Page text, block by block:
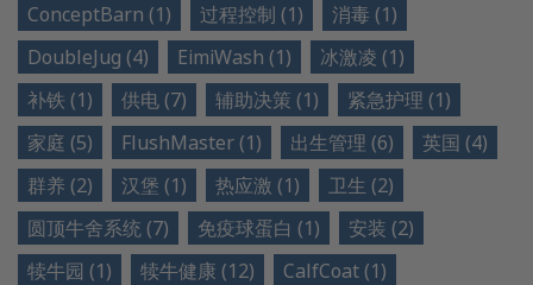
ConceptBarn (1)
过程控制 (1)
消毒 (1)
DoubleJug (4)
EimiWash (1)
冰激凌 (1)
补铁 (1)
供电 (7) 辅助决策 (1)
紧急护理 (1)
家庭 (5)
FlushMaster (1) 出生管理 (6)
英国 (4)
群养 (2)
汉堡 (1) 热应激 (1)
卫生 (2)
圆顶牛舍系统 (7)
免疫球蛋白 (1)
安装 (2)
犊牛园 (1)
犊牛健康 (12)
CalfCoat (1)